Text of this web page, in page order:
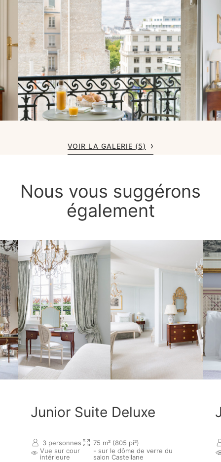
VOIR LA GALERIE (5)
Nous vous suggérons
également
Junior Suite Deluxe
3 personnes
75 m² (805 pi²)
Vue sur cour
intérieure
- sur le dôme de verre du
salon Castellane